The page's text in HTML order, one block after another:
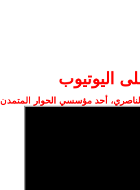
اليوتيوب
أحد مؤسسي الحوار المتمدن